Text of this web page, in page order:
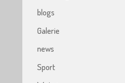
blogs
Galerie
news
Sport